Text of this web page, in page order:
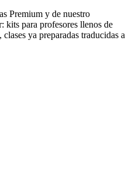
Premium y de nuestro
kits para profesores llenos de
ya preparadas traducidas a